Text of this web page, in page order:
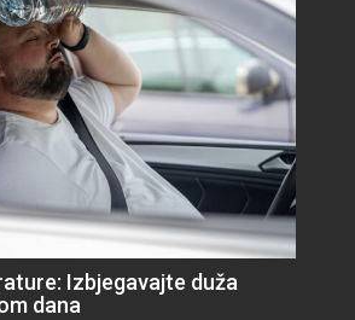
Izbjegavajte duža
dana